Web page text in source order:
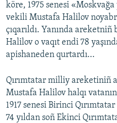
köre, 1975 senesi
vekili Mustafa Halilov
çıqarıldı. Yanında
Halilov o vaqıt endi 78
apishaneden qurtardı...
Qırımtatar milliy areketiniñ
Mustafa Halilov halqı
1917 senesi Birinci
74 yıldan soñ Ekinci